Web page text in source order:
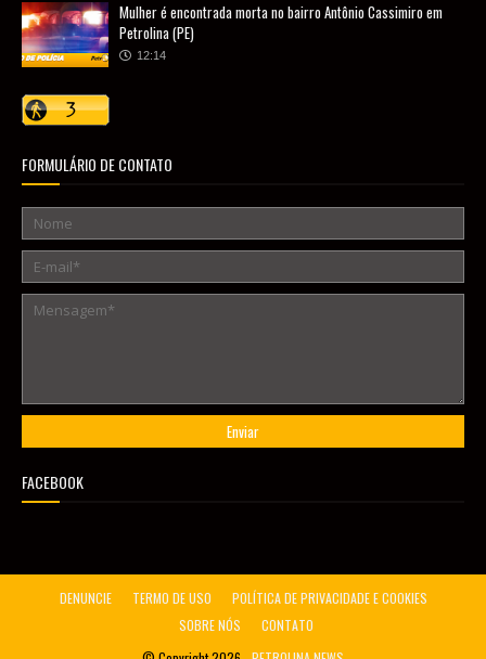
Mulher é encontrada morta no bairro Antônio Cassimiro em
Petrolina (PE)
12:14
FORMULÁRIO DE CONTATO
FACEBOOK
DENUNCIE TERMO DE USO
POLÍTICA DE PRIVACIDADE E COOKIES
SOBRE NÓS
CONTATO